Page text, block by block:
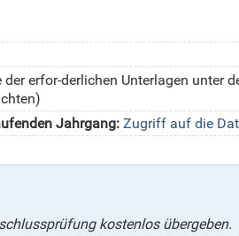
der erfor-derlichen Unterlagen unter
Jahrgang: Zugriff auf die
kostenlos übergeben.